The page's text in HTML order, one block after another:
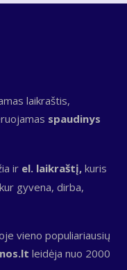
laikraštis,
spaudinys
ir el. laikraštį, kuris
gyvena, dirba,
vieno populiariausių
leidėja nuo 2000